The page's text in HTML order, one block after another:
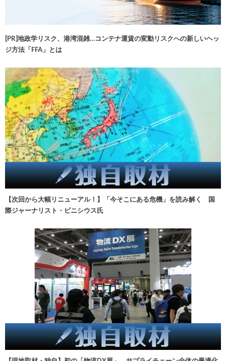
[PR]地政学リスク、港湾混雑…コンテナ運賃の変動リスクへの新しいヘッ
ジ方法「FFA」とは
【次回から大幅リニューアル！】「今そこにある危機」を読み解く 国
際ジャーナリスト・ビニシウス氏